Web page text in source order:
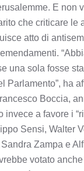
E non
che criticare le
atto di
una sola fosse
Parlamento”, ha
Boccia,
invece a favore i
Sensi, Walter
Zampa e
votato